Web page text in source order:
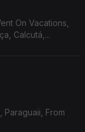
On Vacations,
Calcutá,...
Paraguaii, From